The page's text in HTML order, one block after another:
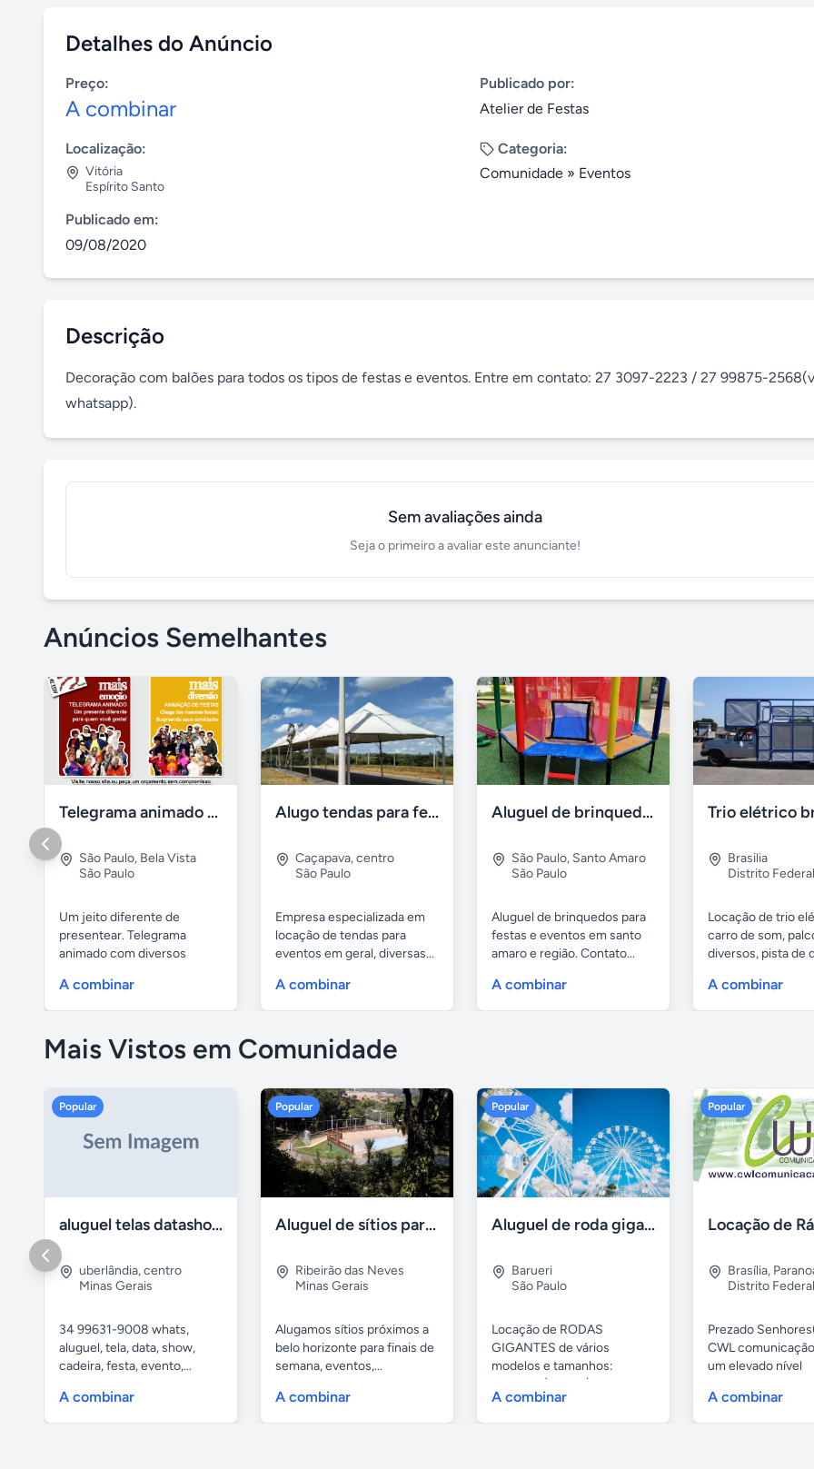
Detalhes do Anúncio
Preço:
A combinar
Publicado por:
Atelier de Festas
Localização:
Vitória
Espírito Santo
Categoria:
Comunidade » Eventos
Publicado em:
09/08/2020
Descrição
Decoração com balões para todos os tipos de festas e eventos. Entre em contato: 27 3097-2223 / 27 99875-
whatsapp).
Sem avaliações ainda
Seja o primeiro a avaliar este anunciante!
Anúncios Semelhantes
Telegrama animado - festas - presentes e eventos
São Paulo, Bela Vista
São Paulo
Um jeito diferente de
presentear. Telegrama
animado com diversos
A combinar
Alugo tendas para festa em caçapava e região
Caçapava,centro
São Paulo
Empresa especializada em
locação de tendas para
eventos em geral, diversas...
A combinar
Aluguel de brinquedos
São Paulo, Santo Amaro
São Paulo
Aluguel de brinquedos para
festas e eventos em santo
amaro e região. Contato...
A combinar
Trio elétrico
Brasilia
Distrito Federal
Locação de trio
carro de som,
diversos, pista de
A combinar
Mais Vistos em Comunidade
Popular
aluguel telas datashow cadeiras uberlândia
uberlândia,centro
Minas Gerais
34 99631-9008 whats,
aluguel, tela, data, show,
cadeira, festa, evento,...
A combinar
Popular
Aluguel de sítios para festas e eventos em BH
Ribeirão das Neves
Minas Gerais
Alugamos sítios próximos a
belo horizonte para finais de
semana, eventos,...
A combinar
Popular
Aluguel de roda gigante
Barueri
São Paulo
Locação de RODAS
GIGANTES de vários
modelos e tamanhos:
4,80mts (infantil), 6,...
A combinar
Popular
Brasília,
Distrito Federal
Prezado
CWL
um elevado nível
A combinar